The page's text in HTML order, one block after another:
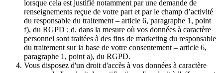
lorsque cela est justifié notamment par une demande de
renseignements reçue de votre part et par le champ d’activité
du responsable du traitement – article 6, paragraphe 1, point
f), du RGPD ; d. dans la mesure où vos données à caractère
personnel sont traitées à des fins de marketing du responsable
du traitement sur la base de votre consentement – article 6,
paragraphe 1, point a), du RGPD.
Vous disposez d'un droit d'accès à vos données à caractère